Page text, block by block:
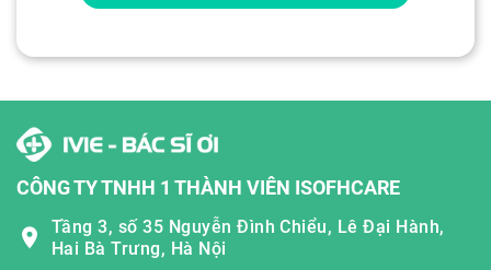
CÔNG TY TNHH 1 THÀNH VIÊN ISOFHCARE
Tầng 3, số 35 Nguyễn Đình Chiểu, Lê Đại Hành,
Hai Bà Trưng, Hà Nội